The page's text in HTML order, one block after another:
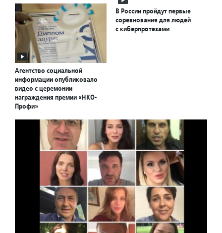
Агентство социальной
информации опубликовало
видео с церемонии
награждения премии «НКО-
Профи»
В России пройдут первые
соревнования для людей
с киберпротезами